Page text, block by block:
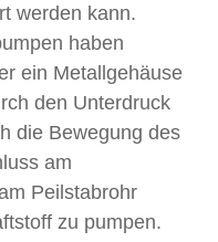
werden kann.
haben
ein Metallgehäuse
den Unterdruck
die Bewegung des
am
Peilstabrohr
zu pumpen.